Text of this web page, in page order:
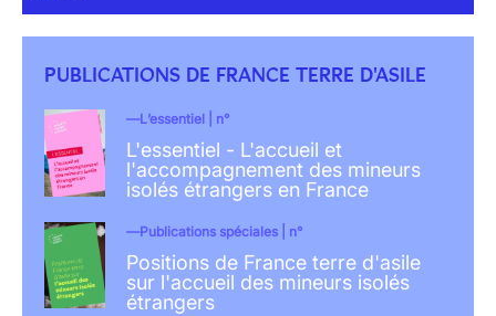
PUBLICATIONS DE FRANCE TERRE D'ASILE
L’essentiel | n°
L'essentiel - L'accueil et
l'accompagnement des mineurs
isolés étrangers en France
Publications spéciales | n°
Positions de France terre d'asile
sur l'accueil des mineurs isolés
étrangers